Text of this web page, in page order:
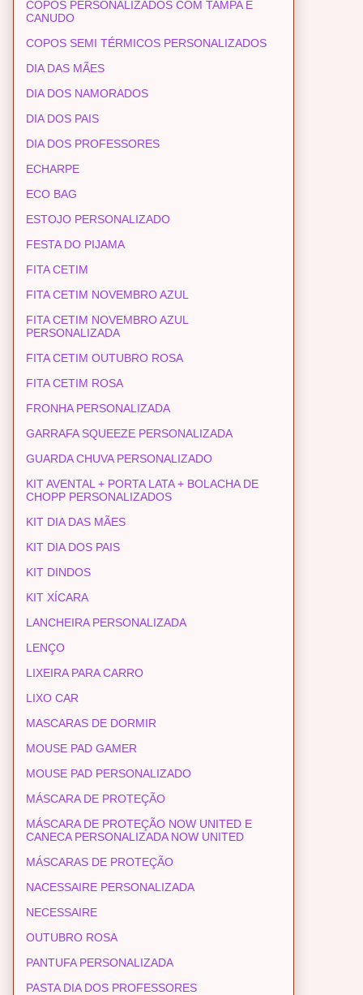
COPOS PERSONALIZADOS COM TAMPA E
CANUDO
COPOS SEMI TÉRMICOS PERSONALIZADOS
DIA DAS MÃES
DIA DOS NAMORADOS
DIA DOS PAIS
DIA DOS PROFESSORES
ECHARPE
ECO BAG
ESTOJO PERSONALIZADO
FESTA DO PIJAMA
FITA CETIM
FITA CETIM NOVEMBRO AZUL
FITA CETIM NOVEMBRO AZUL
PERSONALIZADA
FITA CETIM OUTUBRO ROSA
FITA CETIM ROSA
FRONHA PERSONALIZADA
GARRAFA SQUEEZE PERSONALIZADA
GUARDA CHUVA PERSONALIZADO
KIT AVENTAL + PORTA LATA + BOLACHA DE
CHOPP PERSONALIZADOS
KIT DIA DAS MÃES
KIT DIA DOS PAIS
KIT DINDOS
KIT XÍCARA
LANCHEIRA PERSONALIZADA
LENÇO
LIXEIRA PARA CARRO
LIXO CAR
MASCARAS DE DORMIR
MOUSE PAD GAMER
MOUSE PAD PERSONALIZADO
MÁSCARA DE PROTEÇÃO
MÁSCARA DE PROTEÇÃO NOW UNITED E
CANECA PERSONALIZADA NOW UNITED
MÁSCARAS DE PROTEÇÃO
NACESSAIRE PERSONALIZADA
NECESSAIRE
OUTUBRO ROSA
PANTUFA PERSONALIZADA
PASTA DIA DOS PROFESSORES